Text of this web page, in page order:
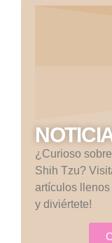
¿Curioso
Shih Tzu?
artículos llenos
y diviértete!